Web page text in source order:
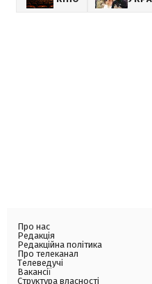
Про нас
Редакція
Редакційна політика
Про телеканал
Телеведучі
Вакансії
Структура власності